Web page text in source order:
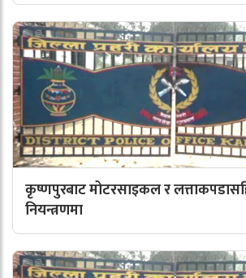
कृष्णपुरबाट मोटरसाइकल र
नियन्त्रणमा